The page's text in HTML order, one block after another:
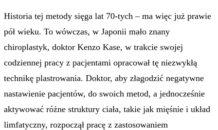
Historia tej metody sięga lat 70-tych – ma więc już prawie
pół wieku. To wówczas, w Japonii mało znany
chiroplastyk, doktor Kenzo Kase, w trakcie swojej
codziennej pracy z pacjentami opracował tę niezwykłą
technikę plastrowania. Doktor, aby złagodzić negatywne
nastawienie pacjentów, do swoich metod, a jednocześnie
aktywować różne struktury ciała, takie jak mięśnie i układ
limfatyczny, rozpoczął pracę z zastosowaniem